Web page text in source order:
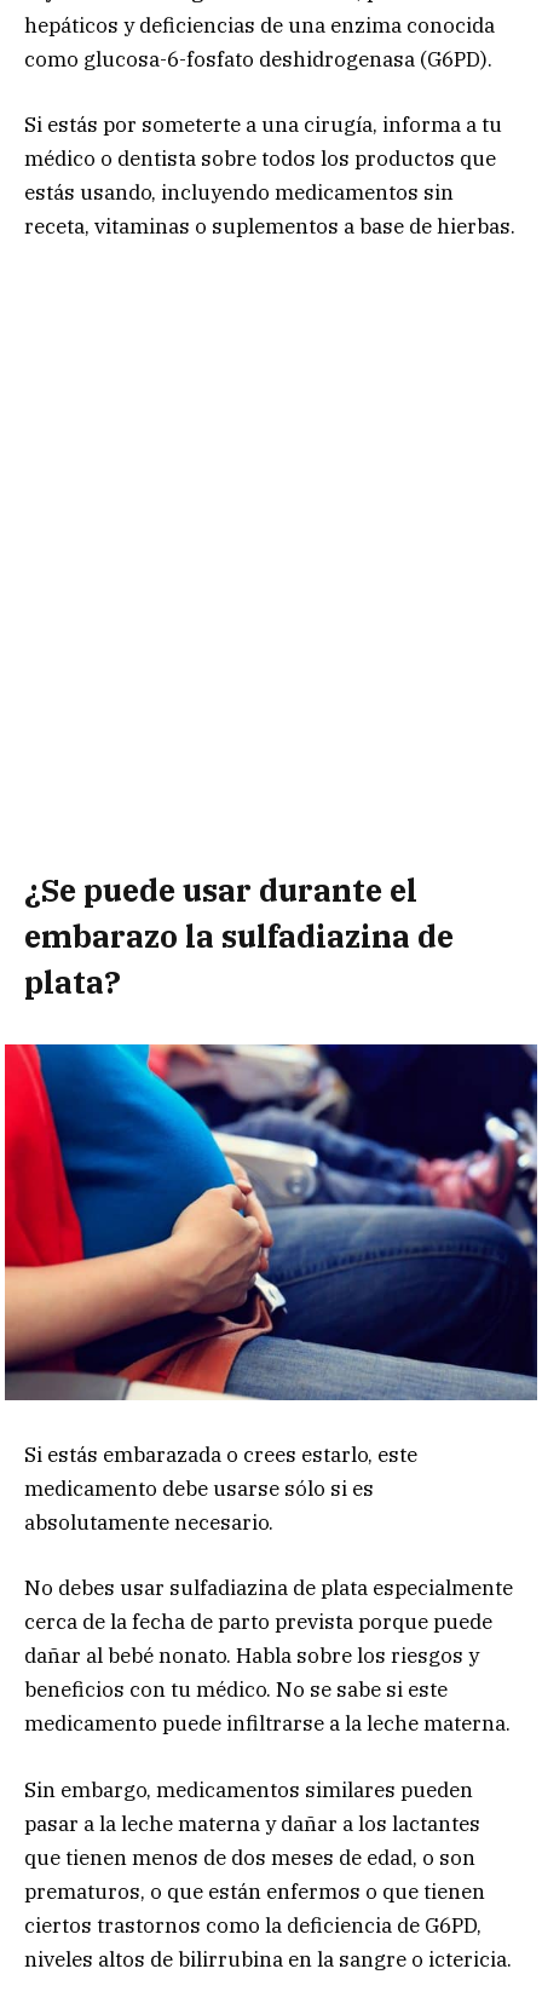
hepáticos y deficiencias de una enzima conocida
como glucosa-6-fosfato deshidrogenasa (G6PD).
Si estás por someterte a una cirugía, informa a tu
médico o dentista sobre todos los productos que
estás usando, incluyendo medicamentos sin
receta, vitaminas o suplementos a base de hierbas.
¿Se puede usar durante el
embarazo la sulfadiazina de
plata?
Si estás embarazada o crees estarlo, este
medicamento debe usarse sólo si es
absolutamente necesario.
No debes usar sulfadiazina de plata especialmente
cerca de la fecha de parto prevista porque puede
dañar al bebé nonato. Habla sobre los riesgos y
beneficios con tu médico. No se sabe si este
medicamento puede infiltrarse a la leche materna.
Sin embargo, medicamentos similares pueden
pasar a la leche materna y dañar a los lactantes
que tienen menos de dos meses de edad, o son
prematuros, o que están enfermos o que tienen
ciertos trastornos como la deficiencia de G6PD,
niveles altos de bilirrubina en la sangre o ictericia.